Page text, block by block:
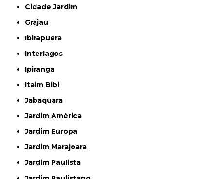
Cidade Jardim
Grajau
Ibirapuera
Interlagos
Ipiranga
Itaim Bibi
Jabaquara
Jardim América
Jardim Europa
Jardim Marajoara
Jardim Paulista